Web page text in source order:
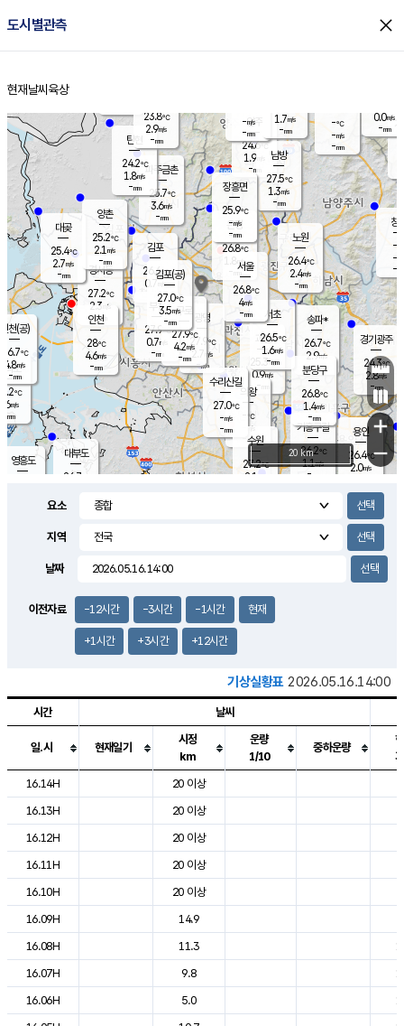
도시별관측 close
홈
현재날씨 육상
의도
℃
m/s
mm
영흥도
양주
24.6℃
1.9
-mm
과천
25.3℃
0.9m/s
- mm
용인
26.4℃
2.0m/s
경기광주
24.3℃
2.8m/s
-mm
2.1m/s
대부도
26.7
경서동
27.2℃
2.3 m/s
-mm
파주금촌
25.7℃
3.6m/s
-mm
-℃
-m/s
-mm
대곶
25.4℃
2.7m/s
-mm
창
-
-m/
-
탄현
24.2℃
1.8m/s
-mm
0.0m/s
-mm
의왕
- ℃
m/s
mm
김포
26.6℃
0.7 m/s
mm
광명
27.9 ℃
2.7 m/s
-mm
부천
27.9℃
0.7m/s
-mm
양촌
25.2℃
2.1 m/s
-mm
구로
27.9℃
4.2m/s
-mm
은평
26.8℃
1.8 m/s
- mm
노원
26.4℃
2.4m/s
-mm
송파*
26.7℃
2.9m/s
-mm
서초
26.5℃
1.6m/s
-mm
남방
27.5℃
1.3m/s
-mm
기흥구갈
26.2℃
1.1m/s
-
수리산길
27.0℃
-m/s
-mm
분당구
26.8℃
1.4m/s
-mm
장흥면
25.9℃
-m/s
-mm
-m/s
-mm
인천(공)
26.7℃
4.8m/s
-mm
김포(공)
27.0℃
3.5m/s
-mm
수원
27.2℃
2.1 m/s
인천
28℃
4.6m/s
-mm
서울
26.8℃
4m/s
-mm
23.8℃
2.9m/s
-mm
1.7m/s
-mm
+
−
20 km
요소
지역
날짜
이전자료 -12시간 -3시간 -1시간 현재
+1시간 +3시간 +12시간
기상실황표 2026.05.16.14:00
도시별 기상실황표로 지점, 날씨, 기온, 강수, 바람, 기압등을 안내한 표입
시간 날씨
일.시 현재일기
시정
km
운량
1/10
중하운량
16.14H
20 이상
16.13H
20 이상
16.12H
20 이상
16.11H
20 이상
16.10H
20 이상
16.09H
14.9
16.08H
11.3
16.07H
9.8
16.06H
5.0